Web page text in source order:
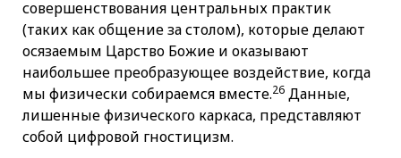
совершенствования центральных практик
(таких как общение за столом), которые делают
осязаемым Царство Божие и оказывают
наибольшее преобразующее воздействие, когда
мы физически собираемся вместе.26 Данные,
лишенные физического каркаса, представляют
собой цифровой гностицизм.